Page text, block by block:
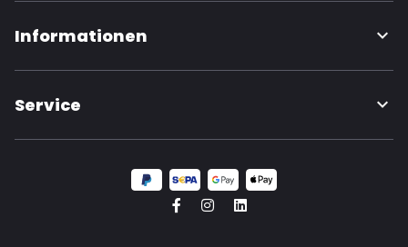
Informationen
Service